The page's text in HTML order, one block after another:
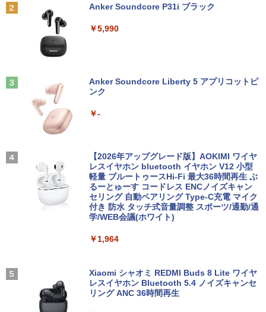
Anker Soundcore P31i ブラック
￥5,990
Anker Soundcore Liberty 5 アプリコットピ
ンク
￥-
【2026年アップグレード版】AOKIMI ワイヤ
レスイヤホン bluetooth イヤホン V12 小型
軽量 ブルートゥースHi-Fi 最大36時間再生 ぶ
るーとゅーす コードレス ENCノイズキャン
セリング 自動ペアリング Type-C充電 マイク
付き 防水 タッチ式音量調整 スポーツ/通勤/通
学/WEB会議(ホワイト)
￥1,964
Xiaomi シャオミ REDMI Buds 8 Lite ワイヤ
レスイヤホン Bluetooth 5.4 ノイズキャンセ
リング ANC 36時間再生